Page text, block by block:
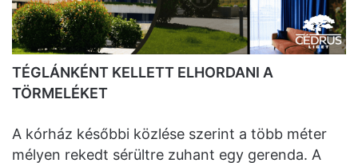
TÉGLÁNKÉNT KELLETT ELHORDANI A
TÖRMELÉKET
A kórház későbbi közlése szerint a több méter
mélyen rekedt sérültre zuhant egy gerenda. A